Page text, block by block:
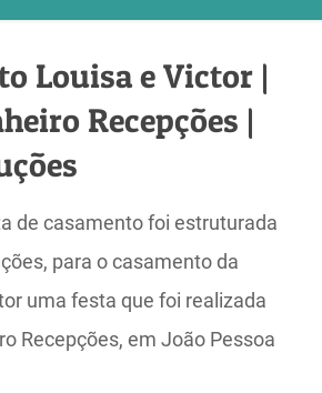
Louisa e Victor |
Recepções |
de casamento foi estruturada
para o casamento da
uma festa que foi realizada
Recepções, em João Pessoa